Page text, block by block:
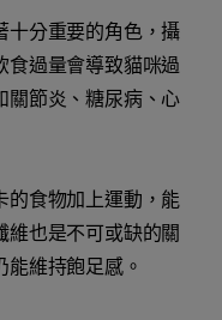
十分重要的角色，攝
食過量會導致貓咪過
關節炎、糖尿病、心
的食物加上運動，能
維也是不可或缺的關
維持飽足感。